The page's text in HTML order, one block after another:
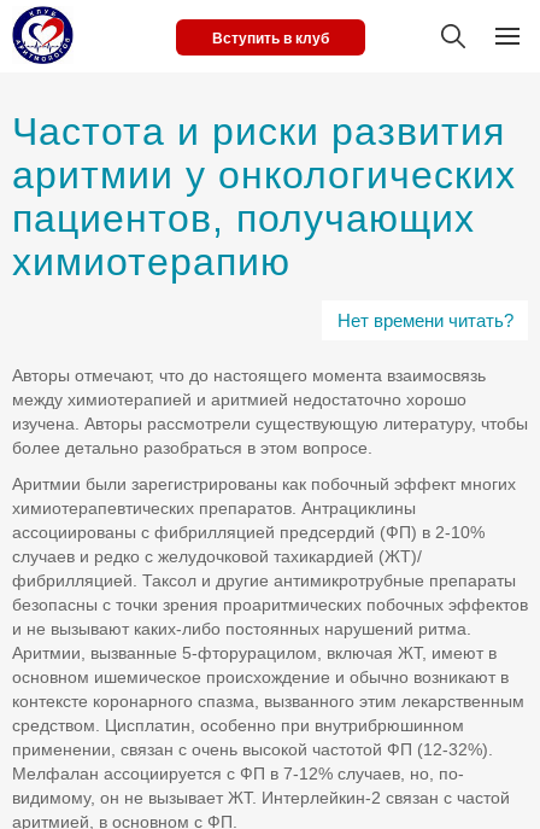
Вступить в клуб
Частота и риски развития
аритмии у онкологических
пациентов, получающих
химиотерапию
Нет времени читать?
Авторы отмечают, что до настоящего момента взаимосвязь
между химиотерапией и аритмией недостаточно хорошо
изучена. Авторы рассмотрели существующую литературу, чтобы
более детально разобраться в этом вопросе.
Аритмии были зарегистрированы как побочный эффект многих
химиотерапевтических препаратов. Антрациклины
ассоциированы с фибрилляцией предсердий (ФП) в 2-10%
случаев и редко с желудочковой тахикардией (ЖТ)/
фибрилляцией. Таксол и другие антимикротрубные препараты
безопасны с точки зрения проаритмических побочных эффектов
и не вызывают каких-либо постоянных нарушений ритма.
Аритмии, вызванные 5-фторурацилом, включая ЖТ, имеют в
основном ишемическое происхождение и обычно возникают в
контексте коронарного спазма, вызванного этим лекарственным
средством. Цисплатин, особенно при внутрибрюшинном
применении, связан с очень высокой частотой ФП (12-32%).
Мелфалан ассоциируется с ФП в 7-12% случаев, но, по-
видимому, он не вызывает ЖТ. Интерлейкин-2 связан с частой
аритмией, в основном с ФП.